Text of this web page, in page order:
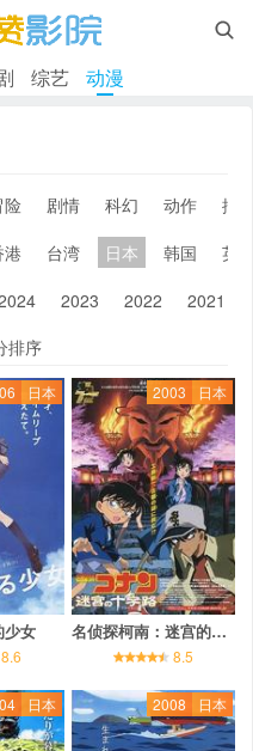

综艺 动漫
险 剧情 科幻 动作
搞
港 台湾 日本 韩国
英
2023 2022 2021
排序
日本
少女
8.6
2003 日本
名侦探柯南：迷宫的十字路口
8.5
日本 2008 日本